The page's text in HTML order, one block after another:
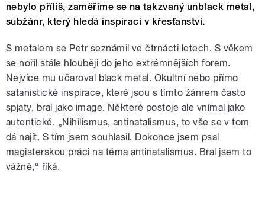
nebylo příliš, zaměříme se na takzvaný unblack metal,
subžánr, který hledá inspiraci v křesťanství.
S metalem se Petr seznámil ve čtrnácti letech. S věkem
se nořil stále hlouběji do jeho extrémnějších forem.
Nejvíce mu učaroval black metal. Okultní nebo přímo
satanistické inspirace, které jsou s tímto žánrem často
spjaty, bral jako image. Některé postoje ale vnímal jako
autentické. „Nihilismus, antinatalismus, to vše se v tom
dá najít. S tím jsem souhlasil. Dokonce jsem psal
magisterskou práci na téma antinatalismus. Bral jsem to
vážně,“ říká.